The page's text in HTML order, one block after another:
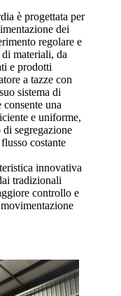
è progettata per
dei
regolare e
materiali, da
e prodotti
a tazze con
sistema di
una
e uniforme,
segregazione
costante
innovativa
tradizionali
controllo e